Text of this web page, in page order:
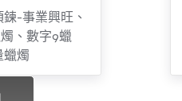
鍊-事業興旺、
、數字9蠟
蠟燭